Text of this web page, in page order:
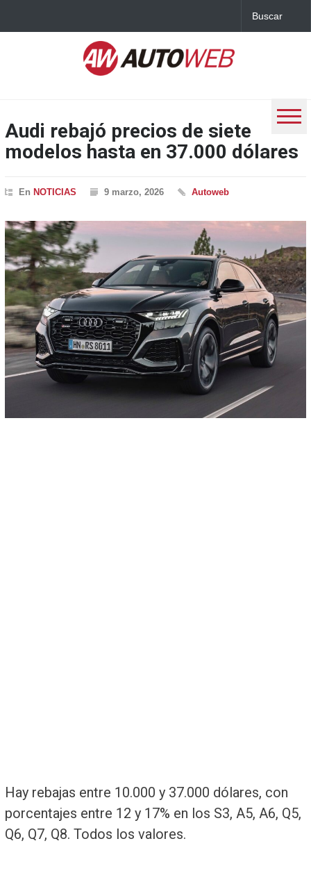
Audi rebajó precios de siete
modelos hasta en 37.000 dólares
En NOTICIAS 9 marzo, 2026 Autoweb
Hay rebajas entre 10.000 y 37.000 dólares, con
porcentajes entre 12 y 17% en los S3, A5, A6, Q5,
Q6, Q7, Q8. Todos los valores.